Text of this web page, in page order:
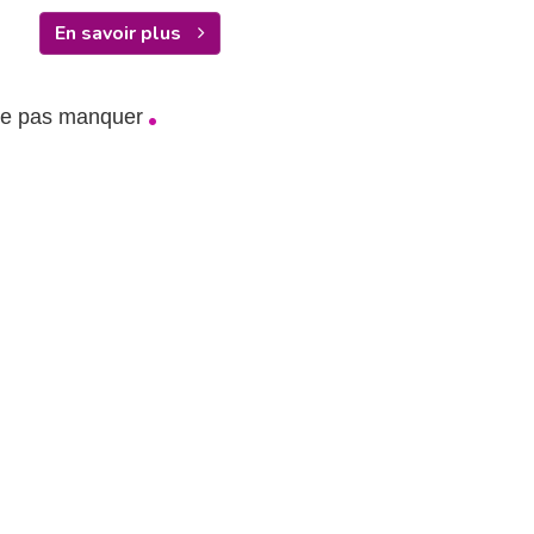
En savoir plus
pas manquer